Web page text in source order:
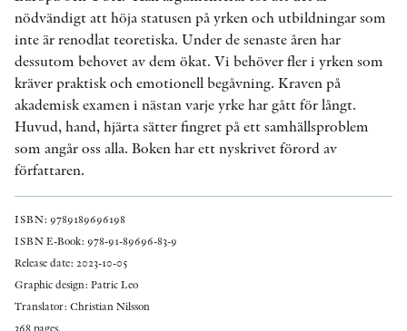
nödvändigt att höja statusen på yrken och utbildningar som
inte är renodlat teoretiska. Under de senaste åren har
dessutom behovet av dem ökat. Vi behöver fler i yrken som
kräver praktisk och emotionell begåvning. Kraven på
akademisk examen i nästan varje yrke har gått för långt.
Huvud, hand, hjärta sätter fingret på ett samhällsproblem
som angår oss alla. Boken har ett nyskrivet förord av
författaren.
ISBN: 9789189696198
ISBN E-Book: 978-91-89696-83-9
Release date: 2023-10-05
Graphic design: Patric Leo
Translator: Christian Nilsson
368 pages.